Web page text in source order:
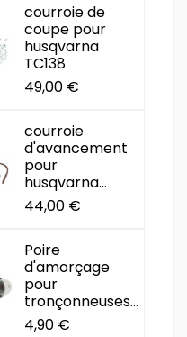
courroie de
coupe pour
husqvarna
TC138
49,00 €
courroie
d'avancement
pour
husqvarna...
44,00 €
Poire
d'amorçage
pour
tronçonneuses...
4,90 €